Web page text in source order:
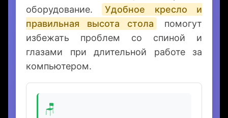
🪑
Организация рабочего
места
Правильная организация рабочего
места не менее важна, чем хорошее
правильная высота стола
избежать проблем со спиной и